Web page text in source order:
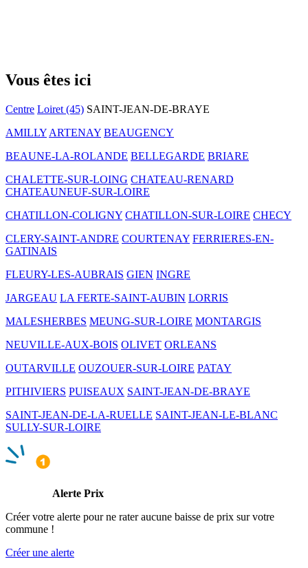
Vous êtes ici
Centre Loiret (45) SAINT-JEAN-DE-BRAYE
AMILLY ARTENAY BEAUGENCY
BEAUNE-LA-ROLANDE BELLEGARDE BRIARE
CHALETTE-SUR-LOING CHATEAU-RENARD
CHATEAUNEUF-SUR-LOIRE
CHATILLON-COLIGNY CHATILLON-SUR-LOIRE CHECY
CLERY-SAINT-ANDRE COURTENAY FERRIERES-EN-
GATINAIS
FLEURY-LES-AUBRAIS GIEN INGRE
JARGEAU LA FERTE-SAINT-AUBIN LORRIS
MALESHERBES MEUNG-SUR-LOIRE MONTARGIS
NEUVILLE-AUX-BOIS OLIVET ORLEANS
OUTARVILLE OUZOUER-SUR-LOIRE PATAY
PITHIVIERS PUISEAUX SAINT-JEAN-DE-BRAYE
SAINT-JEAN-DE-LA-RUELLE SAINT-JEAN-LE-BLANC
SULLY-SUR-LOIRE
Alerte Prix
Créer votre alerte pour ne rater aucune baisse de prix sur votre
commune !
Créer une alerte